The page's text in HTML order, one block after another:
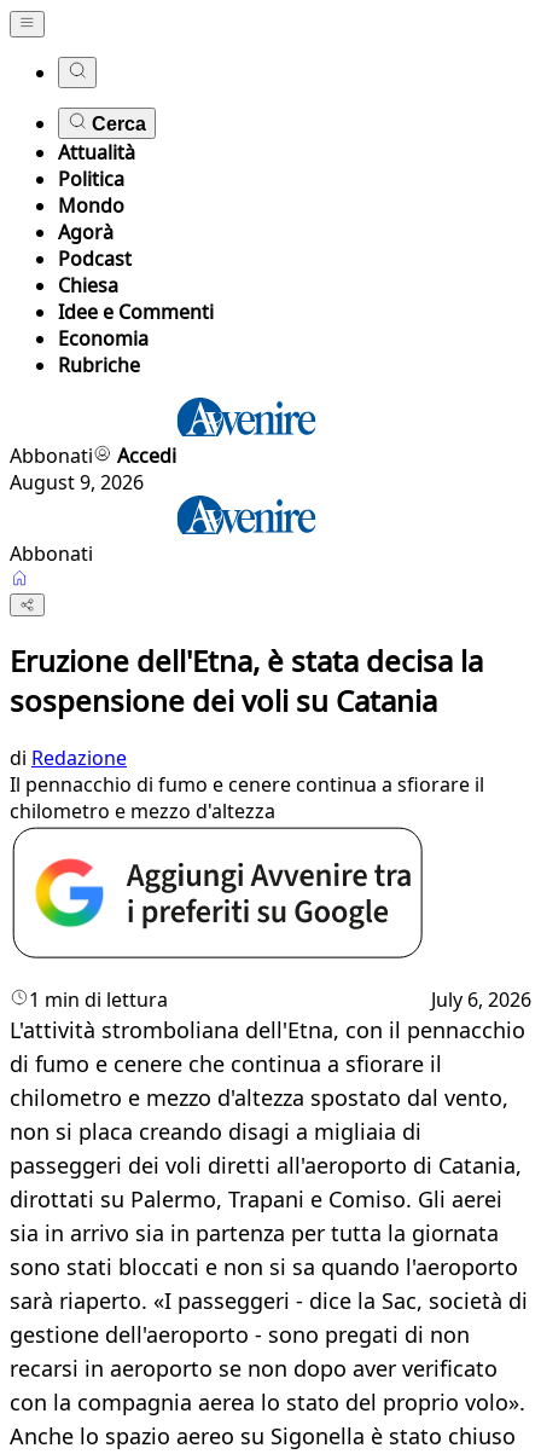
Cerca
Attualità
Politica
Mondo
Agorà
Podcast
Chiesa
Idee e Commenti
Economia
Rubriche
Abbonati
Accedi
August 9, 2026
Abbonati
Eruzione dell'Etna, è stata decisa la
sospensione dei voli su Catania
di Redazione
Il pennacchio di fumo e cenere continua a sfiorare il
chilometro e mezzo d'altezza
1 min di lettura July 6, 2026
L'attività stromboliana dell'Etna, con il pennacchio
di fumo e cenere che continua a sfiorare il
chilometro e mezzo d'altezza spostato dal vento,
non si placa creando disagi a migliaia di
passeggeri dei voli diretti all'aeroporto di Catania,
dirottati su Palermo, Trapani e Comiso. Gli aerei
sia in arrivo sia in partenza per tutta la giornata
sono stati bloccati e non si sa quando l'aeroporto
sarà riaperto. «I passeggeri - dice la Sac, società di
gestione dell'aeroporto - sono pregati di non
recarsi in aeroporto se non dopo aver verificato
con la compagnia aerea lo stato del proprio volo».
Anche lo spazio aereo su Sigonella è stato chiuso